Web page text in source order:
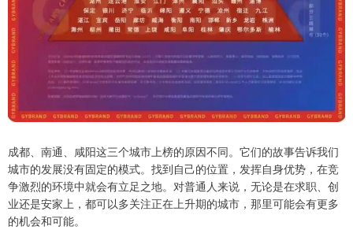
成都、南通、咸阳这三个城市上榜的原因不同。它们的故事告诉我们
城市的发展没有固定的模式。找到自己的位置，发挥自身优势，在竞
争激烈的环境中就会有立足之地。对普通人来说，无论是在求职、创
业还是安家上，都可以多关注正在上升期的城市，那里可能会有更多
的机会和可能。